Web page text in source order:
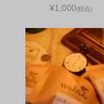
¥1,000(税込)